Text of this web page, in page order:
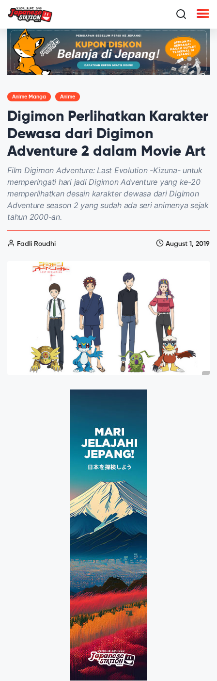
Anime Manga Anime
Digimon Perlihatkan Karakter
Dewasa dari Digimon
Adventure 2 dalam Movie Art
Film Digimon Adventure: Last Evolution -Kizuna- untuk
memperingati hari jadi Digimon Adventure yang ke-20
memperlihatkan desain karakter dewasa dari Digimon
Adventure season 2 yang sudah ada seri animenya sejak
tahun 2000-an.
Fadli Roudhi August 1, 2019